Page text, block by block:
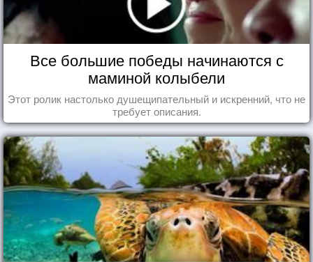
Все большие победы начинаются с
маминой колыбели
Этот ролик настолько душещипательный и искренний, что не
требует описания.